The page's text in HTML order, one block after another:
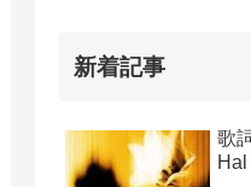
新着記事
歌
Hal